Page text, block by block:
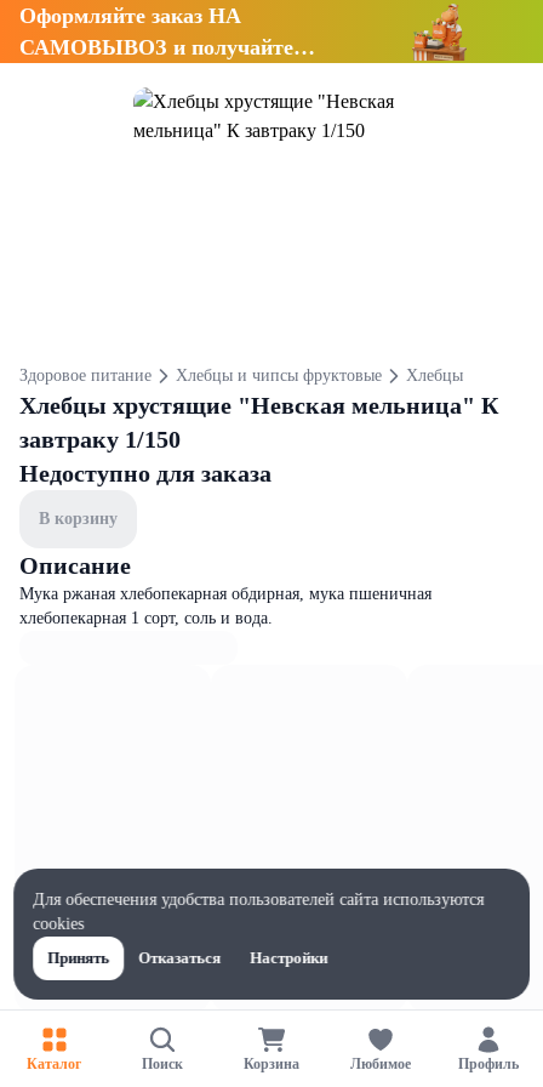
Оформляйте заказ НА
САМОВЫВОЗ и получайте
Здоровое питание Хлебцы и чипсы фруктовые Хлебцы
Хлебцы хрустящие "Невская мельница" К
завтраку 1/150
Недоступно для заказа
В корзину
Описание
Мука ржаная хлебопекарная обдирная, мука пшеничная
хлебопекарная 1 сорт, соль и вода.
Характеристики
Жиры на 100г, г
Каталог Поиск Корзина Любимое Профиль
Для обеспечения удобства пользователей сайта используются
cookies
Принять
Отказаться Настройки